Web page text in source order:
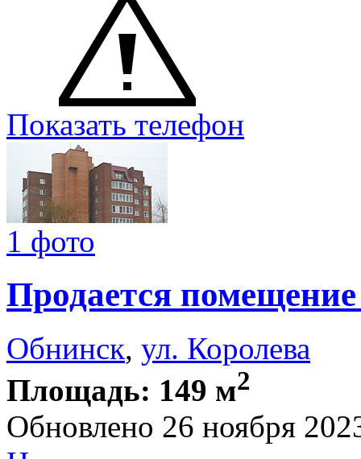
Показать телефон
1 фото
Продается помещение
Обнинск, ул. Королева
Площадь: 149 м2
Обновлено 26 ноября